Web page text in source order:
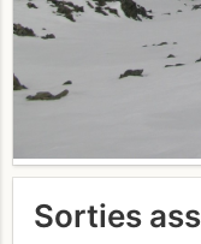
Sorties